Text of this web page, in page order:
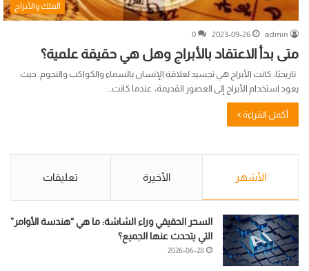
الفلك والأبراج
admin
2023-09-26
0
متى بدأ الاعتقاد بالأبراج وهل هي حقيقة علمية؟
تاريخيًا، كانت الأبراج هي تجسيد لعلاقة الإنسان بالسماء والكواكب والنجوم. حيث
يعود استخدام الأبراج إلى العصور القديمة، عندما كانت…
أكمل القراءة »
الأشهر الأخيرة تعليقات
السحر الحقيقي وراء الشاشة: ما هي “هندسة الأوامر”
التي يتحدث عنها الجميع؟
2026-06-28